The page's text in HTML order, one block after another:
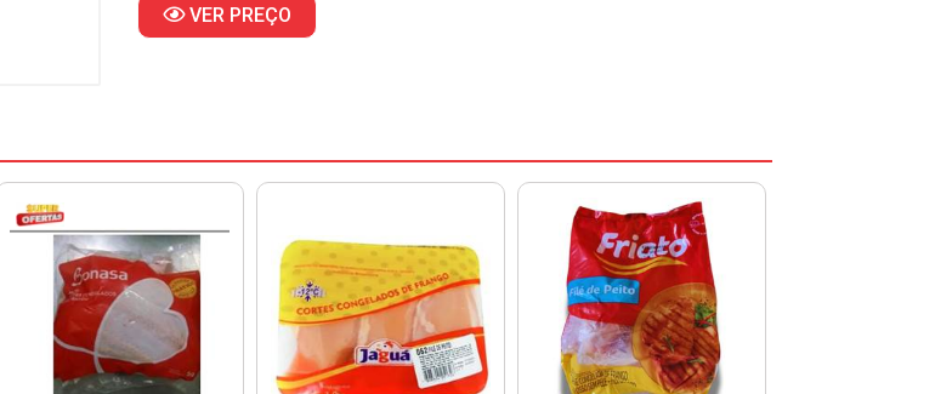
VER PREÇO